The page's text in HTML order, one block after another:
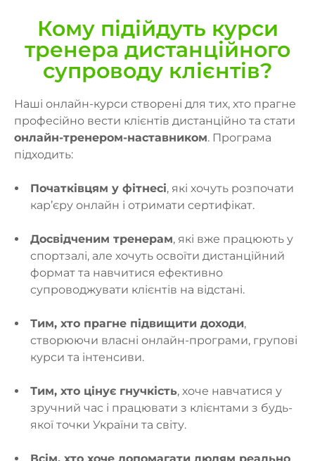
Кому підійдуть курси
тренера дистанційного
супроводу клієнтів?
Наші онлайн-курси створені для тих, хто прагне
професійно вести клієнтів дистанційно та стати
онлайн-тренером-наставником. Програма
підходить:
Початківцям у фітнесі, які хочуть розпочати
кар’єру онлайн і отримати сертифікат.
Досвідченим тренерам, які вже працюють у
спортзалі, але хочуть освоїти дистанційний
формат та навчитися ефективно
супроводжувати клієнтів на відстані.
Тим, хто прагне підвищити доходи,
створюючи власні онлайн-програми, групові
курси та інтенсиви.
Тим, хто цінує гнучкість, хоче навчатися у
зручний час і працювати з клієнтами з будь-
якої точки України та світу.